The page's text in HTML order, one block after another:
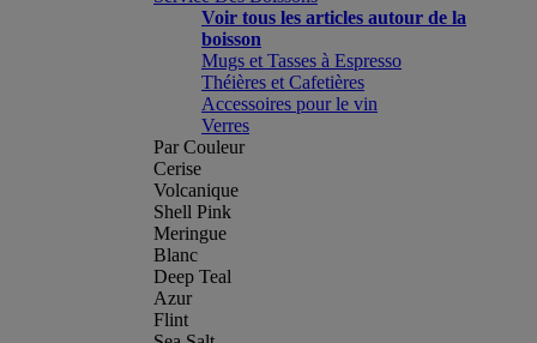
Voir tous les articles autour de la
boisson
Mugs et Tasses à Espresso
Théières et Cafetières
Accessoires pour le vin
Verres
Par Couleur
Cerise
Volcanique
Shell Pink
Meringue
Blanc
Deep Teal
Azur
Flint